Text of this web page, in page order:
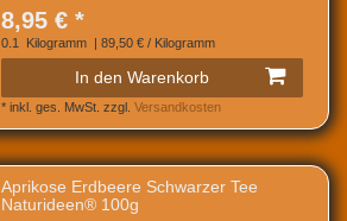
8,95 € *
0.1 Kilogramm | 89,50 € / Kilogramm
In den Warenkorb
* inkl. ges. MwSt. zzgl. Versandkosten
Aprikose Erdbeere Schwarzer Tee
Naturideen® 100g